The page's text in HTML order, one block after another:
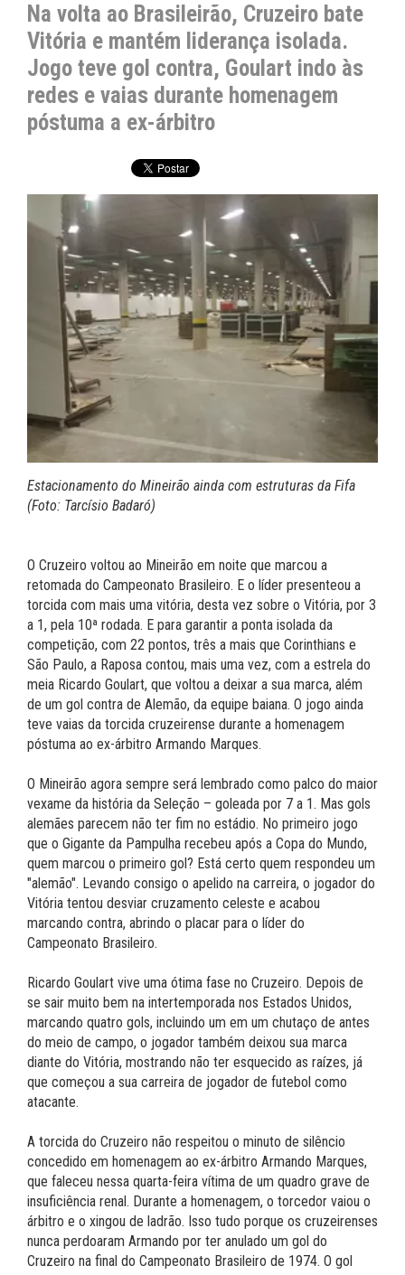
Na volta ao Brasileirão, Cruzeiro bate
Vitória e mantém liderança isolada.
Jogo teve gol contra, Goulart indo às
redes e vaias durante homenagem
póstuma a ex-árbitro
Estacionamento do Mineirão ainda com estruturas da Fifa
(Foto: Tarcísio Badaró)
O Cruzeiro voltou ao Mineirão em noite que marcou a
retomada do Campeonato Brasileiro. E o líder presenteou a
torcida com mais uma vitória, desta vez sobre o Vitória, por 3
a 1, pela 10ª rodada. E para garantir a ponta isolada da
competição, com 22 pontos, três a mais que Corinthians e
São Paulo, a Raposa contou, mais uma vez, com a estrela do
meia Ricardo Goulart, que voltou a deixar a sua marca, além
de um gol contra de Alemão, da equipe baiana. O jogo ainda
teve vaias da torcida cruzeirense durante a homenagem
póstuma ao ex-árbitro Armando Marques.
O Mineirão agora sempre será lembrado como palco do maior
vexame da história da Seleção – goleada por 7 a 1. Mas gols
alemães parecem não ter fim no estádio. No primeiro jogo
que o Gigante da Pampulha recebeu após a Copa do Mundo,
quem marcou o primeiro gol? Está certo quem respondeu um
"alemão". Levando consigo o apelido na carreira, o jogador do
Vitória tentou desviar cruzamento celeste e acabou
marcando contra, abrindo o placar para o líder do
Campeonato Brasileiro.
Ricardo Goulart vive uma ótima fase no Cruzeiro. Depois de
se sair muito bem na intertemporada nos Estados Unidos,
marcando quatro gols, incluindo um em um chutaço de antes
do meio de campo, o jogador também deixou sua marca
diante do Vitória, mostrando não ter esquecido as raízes, já
que começou a sua carreira de jogador de futebol como
atacante.
A torcida do Cruzeiro não respeitou o minuto de silêncio
concedido em homenagem ao ex-árbitro Armando Marques,
que faleceu nessa quarta-feira vítima de um quadro grave de
insuficiência renal. Durante a homenagem, o torcedor vaiou o
árbitro e o xingou de ladrão. Isso tudo porque os cruzeirenses
nunca perdoaram Armando por ter anulado um gol do
Cruzeiro na final do Campeonato Brasileiro de 1974. O gol